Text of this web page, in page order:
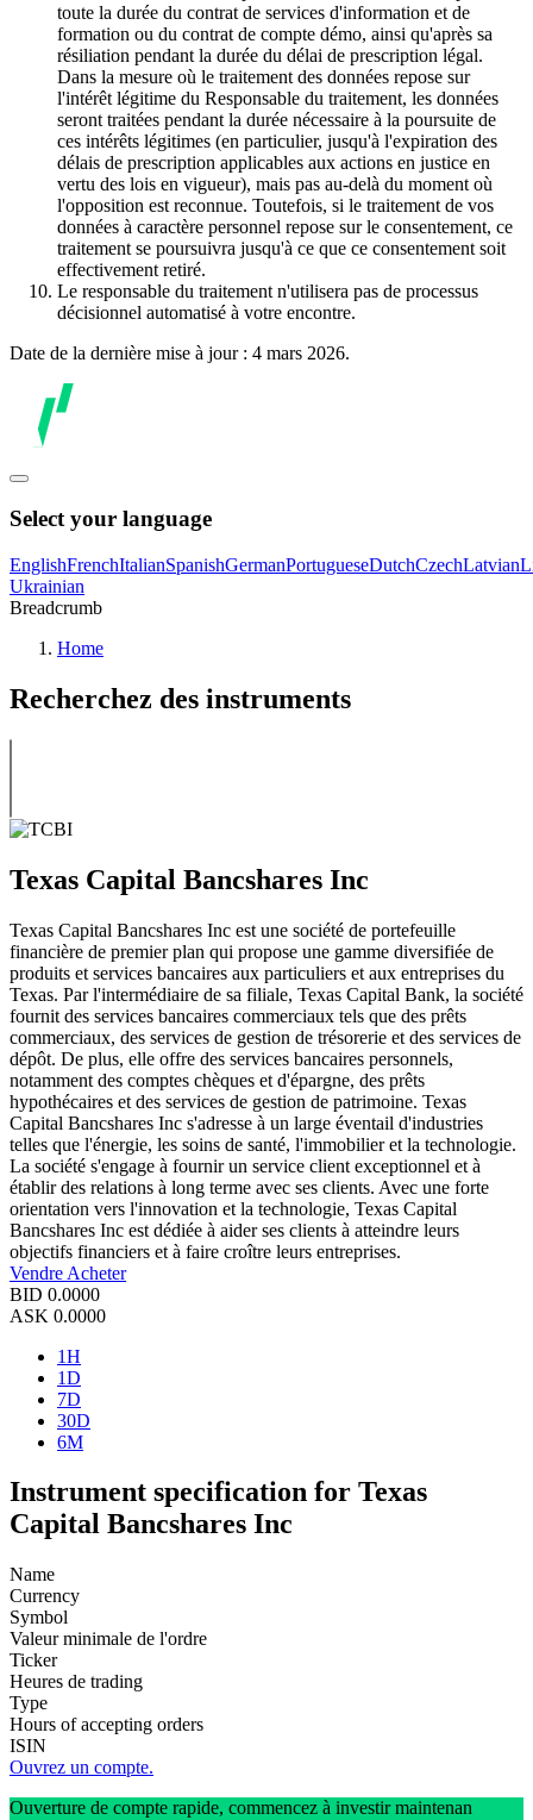
toute la durée du contrat de services d'information et de
formation ou du contrat de compte démo, ainsi qu'après sa
résiliation pendant la durée du délai de prescription légal.
Dans la mesure où le traitement des données repose sur
l'intérêt légitime du Responsable du traitement, les données
seront traitées pendant la durée nécessaire à la poursuite de
ces intérêts légitimes (en particulier, jusqu'à l'expiration des
délais de prescription applicables aux actions en justice en
vertu des lois en vigueur), mais pas au-delà du moment où
l'opposition est reconnue. Toutefois, si le traitement de vos
données à caractère personnel repose sur le consentement, ce
traitement se poursuivra jusqu'à ce que ce consentement soit
effectivement retiré.
Le responsable du traitement n'utilisera pas de processus
décisionnel automatisé à votre encontre.
Date de la dernière mise à jour : 4 mars 2026.
Select your language
EnglishFrenchItalianSpanishGermanPortugueseDutchCzechLatvian
Ukrainian
Breadcrumb
Home
Recherchez des instruments
Texas Capital Bancshares Inc
Texas Capital Bancshares Inc est une société de portefeuille
financière de premier plan qui propose une gamme diversifiée de
produits et services bancaires aux particuliers et aux entreprises du
Texas. Par l'intermédiaire de sa filiale, Texas Capital Bank, la société
fournit des services bancaires commerciaux tels que des prêts
commerciaux, des services de gestion de trésorerie et des services de
dépôt. De plus, elle offre des services bancaires personnels,
notamment des comptes chèques et d'épargne, des prêts
hypothécaires et des services de gestion de patrimoine. Texas
Capital Bancshares Inc s'adresse à un large éventail d'industries
telles que l'énergie, les soins de santé, l'immobilier et la technologie.
La société s'engage à fournir un service client exceptionnel et à
établir des relations à long terme avec ses clients. Avec une forte
orientation vers l'innovation et la technologie, Texas Capital
Bancshares Inc est dédiée à aider ses clients à atteindre leurs
objectifs financiers et à faire croître leurs entreprises.
Vendre Acheter
BID 0.0000
ASK 0.0000
1H
1D
7D
30D
6M
Instrument specification for Texas
Capital Bancshares Inc
Name
Currency
Symbol
Valeur minimale de l'ordre
Ticker
Heures de trading
Type
Hours of accepting orders
ISIN
Ouvrez un compte.
Ouverture de compte rapide, commencez à investir maintenan